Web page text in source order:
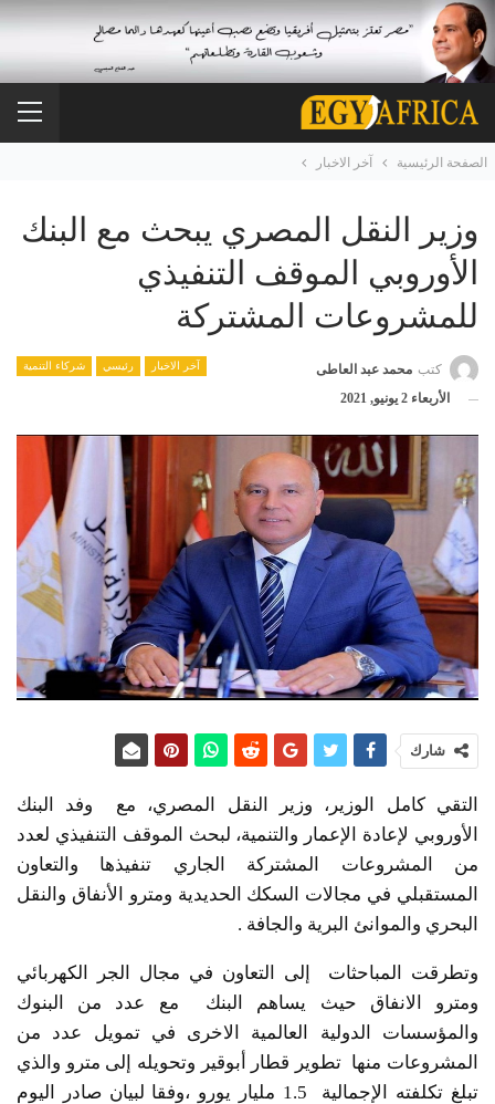
الصفحة الرئيسية آخر الاخبار
وزير النقل المصري يبحث مع البنك
الأوروبي الموقف التنفيذي
للمشروعات المشتركة
آخر الاخبار رئيسي شركاء التنمية كتب محمد عبد العاطى
الأربعاء 2 يونيو, 2021
شارك
التقي كامل الوزير، وزير النقل المصري، مع وفد البنك
الأوروبي لإعادة الإعمار والتنمية، لبحث الموقف التنفيذي لعدد
من المشروعات المشتركة الجاري تنفيذها والتعاون
المستقبلي في مجالات السكك الحديدية ومترو الأنفاق والنقل
البحري والموانئ البرية والجافة .
وتطرقت المباحثات إلى التعاون في مجال الجر الكهربائي
ومترو الانفاق حيث يساهم البنك مع عدد من البنوك
والمؤسسات الدولية العالمية الاخرى في تمويل عدد من
المشروعات منها تطوير قطار أبوقير وتحويله إلى مترو والذي
تبلغ تكلفته الإجمالية 1.5 مليار يورو ،وفقا لبيان صادر اليوم